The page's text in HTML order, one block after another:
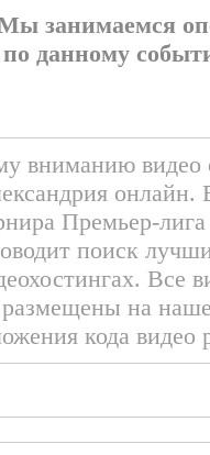
занимаемся
по данному
вниманию видео
Премьер-
поиск
Все
размещены на
кода видео